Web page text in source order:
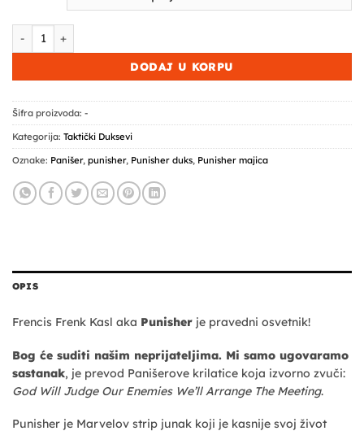
Duks Punisher količina
DODAJ U KORPU
Šifra proizvoda: -
Kategorija: Taktički Duksevi
Oznake: Panišer, punisher, Punisher duks, Punisher majica
OPIS
Frencis Frenk Kasl aka Punisher je pravedni osvetnik!
Bog će suditi našim neprijateljima. Mi samo ugovaramo
sastanak, je prevod Panišerove krilatice koja izvorno zvuči:
God Will Judge Our Enemies We’ll Arrange The Meeting.
Punisher je Marvelov strip junak koji je kasnije svoj život